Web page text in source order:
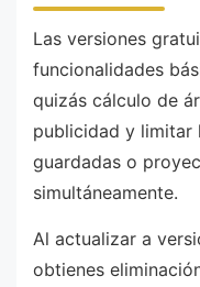
Las versiones
funcionalidades
quizás cálculo de
publicidad y limitar
guardadas o
simultáneamente.
Al actualizar a
obtienes